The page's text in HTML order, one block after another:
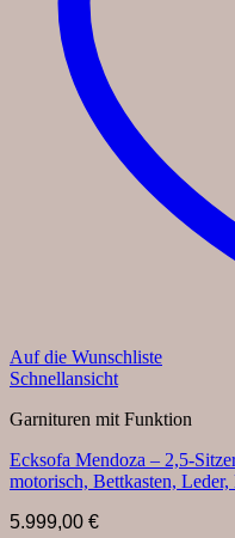
Auf die Wunschliste
Schnellansicht
Garnituren mit Funktion
Ecksofa Mendoza – 2,5-
motorisch, Bettkasten, Leder,
5.999,00 €